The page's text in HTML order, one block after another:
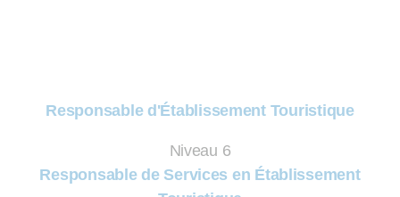
Responsable d'Établissement Touristique
Niveau 6
Responsable de Services en Établissement